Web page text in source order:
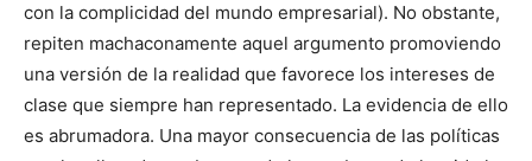
con la complicidad del mundo empresarial). No obstante,
repiten machaconamente aquel argumento promoviendo
una versión de la realidad que favorece los intereses de
clase que siempre han representado. La evidencia de ello
es abrumadora. Una mayor consecuencia de las políticas